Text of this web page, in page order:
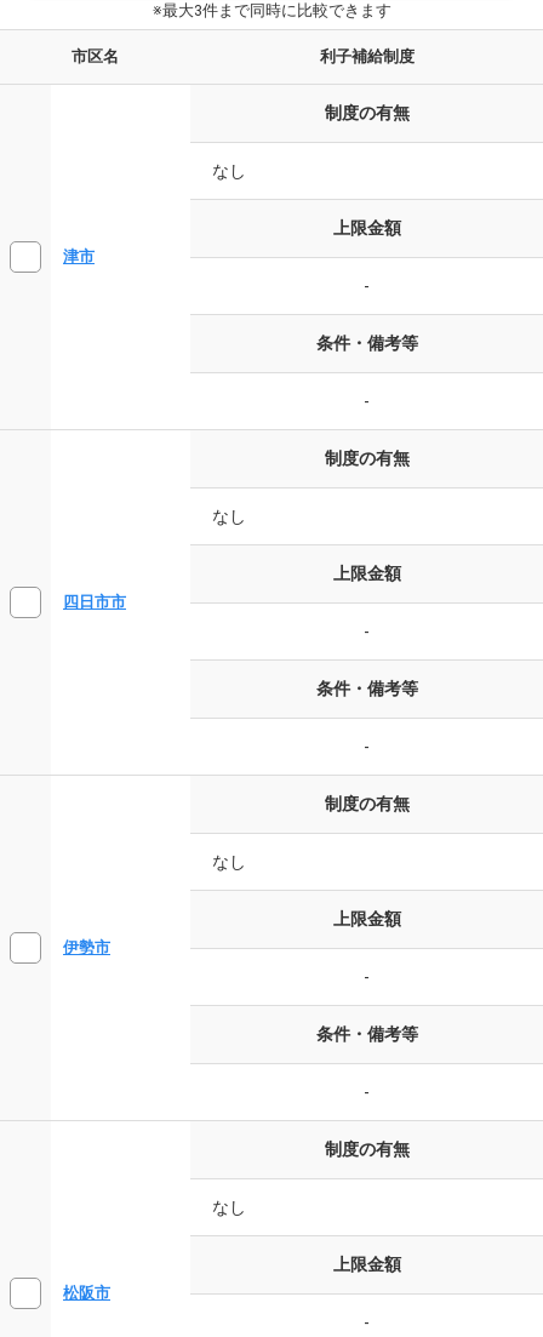
※最大3件まで同時に比較できます
市区名 利子補給制度
津市
制度の有無
なし
上限金額
-
条件・備考等
-
四日市市
制度の有無
なし
上限金額
-
条件・備考等
-
伊勢市
制度の有無
なし
上限金額
-
条件・備考等
-
松阪市
制度の有無
なし
上限金額
-